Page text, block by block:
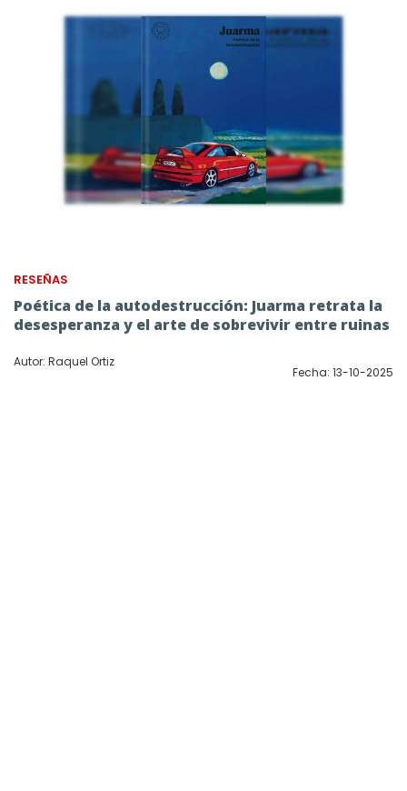
RESEÑAS
Poética de la autodestrucción: Juarma retrata la
desesperanza y el arte de sobrevivir entre ruinas
Autor: Raquel Ortiz
Fecha: 13-10-2025